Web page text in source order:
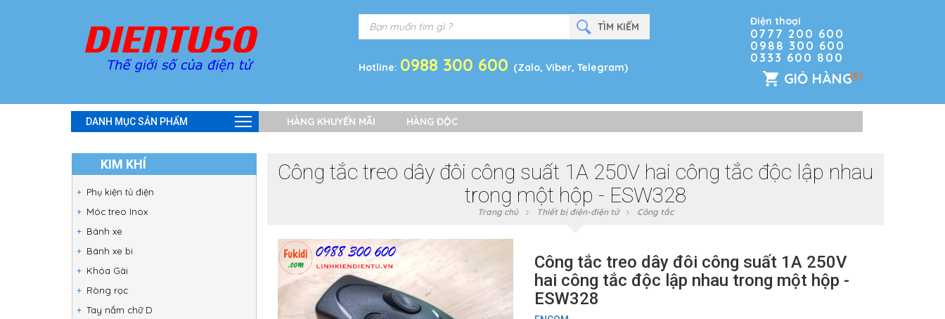
Hotline: 0988 300 600 (Zalo, Viber, Telegram)
Điện thoại
0777 200 600
0988 300 600
0333 600 800
GIỎ HÀNG(0)
DANH MỤC SẢN PHẨM HÀNG KHUYẾN MÃI HÀNG ĐỘC
KIM KHÍ
Phụ kiện tủ điện
Móc treo Inox
Bánh xe
Bánh xe bi
Khóa Gài
Ròng rọc
Tay nắm chữ D
Công tắc treo dây đôi công suất 1A 250V hai công tắc độc lập nhau
trong một hộp - ESW328
Trang chủ Thiết bị điện-điện tử Công tắc
Công tắc treo dây đôi công suất 1A 250V
hai công tắc độc lập nhau trong một hộp -
ESW328